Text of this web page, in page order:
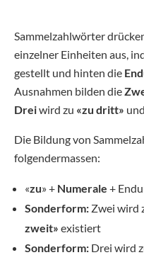
Sammelzahlwörter
einzelner Einheiten aus,
gestellt und hinten die
Ausnahmen bilden die
Dreiwird zu «zu dritt»
Die Bildung von
folgendermassen:
«zu» + Numerale +
Sonderform: Zwei wird
zweit» existiert
Sonderform: Drei wird